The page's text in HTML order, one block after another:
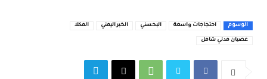
الوسوم احتجاجات واسعة البحسني الخبر اليمني المكلا
عصيان مدني شامل